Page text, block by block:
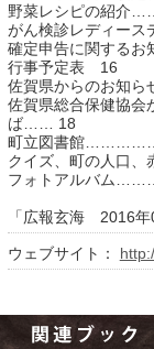
野菜レシピの
がん検診レディ
確定申告に関するお
行事予定表 16
佐賀県からの
佐賀県総合保健協会
ば…… 18
町立図書館
クイズ、町の人
フォトアルバ
「広報玄海 2016年
ウェブサイト：
運営：福博印刷
saga ebooksとは
運営会社
ご利用ガイド
よくある質問
お問い合わせ